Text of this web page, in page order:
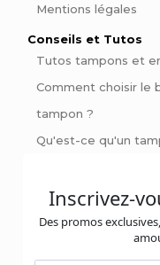
Mentions légales
Conseils et Tutos
Tutos tampons et
Comment choisir le
tampon ?
Qu'est-ce qu'un
Pinces à gaufrer :
avec style
Inscrivez-
Des promos